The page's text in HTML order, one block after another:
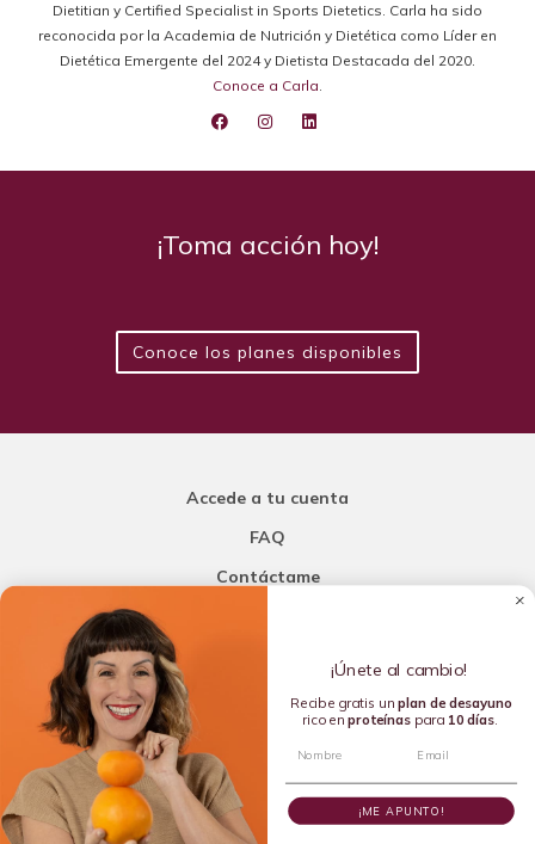
Dietitian y Certified Specialist in Sports Dietetics. Carla ha sido
reconocida por la Academia de Nutrición y Dietética como Líder en
Dietética Emergente del 2024 y Dietista Destacada del 2020.
Conoce a Carla.
¡Toma acción hoy!
Conoce los planes disponibles
Accede a tu cuenta
FAQ
Contáctame
Añade una porción de inteligencia a tu nutrición
Copyright © 2016-2026 Carla L. de la Torre. All rights reserved.
¡Únete al cambio!
Recibe gratis unplan de desayuno
rico enproteínaspara 10 días.
¡ME APUNTO!